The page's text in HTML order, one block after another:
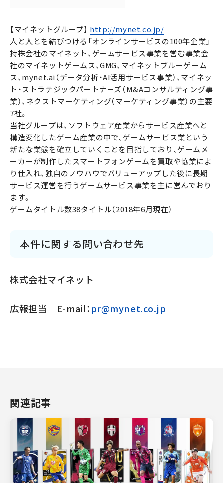
【マイネットグループ】 http://mynet.co.jp/
人と人とを結びつける「オンラインサービスの100年企業」
持株会社のマイネット、ゲームサービス事業を営む事業会
社のマイネットゲームス、GMG、マイネットブルーゲーム
ス、mynet.ai（データ分析・AI活用サービス事業）、マイネッ
ト・ストラテジックパートナーズ（M&Aコンサルティング事
業）、ネクストマーケティング（マーケティング事業）の主要
7社。
当社グループは、ソフトウェア産業からサービス産業へと
構造変化したゲーム産業の中で、ゲームサービス業という
新たな業態を確立していくことを目指しており、ゲームメ
ーカーが制作したスマートフォンゲームを買取や協業によ
り仕入れ、独自のノウハウでバリューアップした後に長期
サービス運営を行うゲームサービス事業を主に営んでおり
ます。
ゲームタイトル数38タイトル（2018年6月現在）
本件に関する問い合わせ先
株式会社マイネット
広報担当 E-mail：pr@mynet.co.jp
関連記事